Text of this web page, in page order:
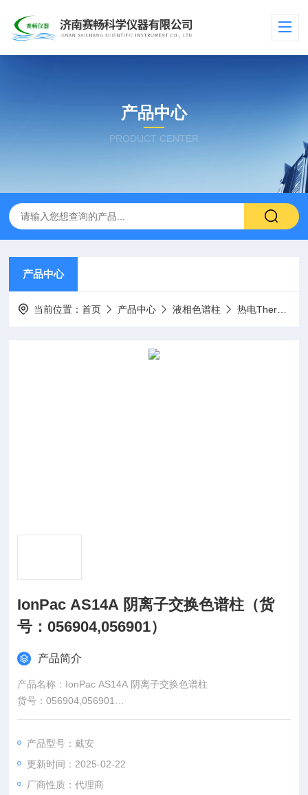
产品中心
PRODUCT CENTER
产品中心
当前位置：首页 产品中心 液相色谱柱 热电Thermo
IonPac AS14A 阴离子交换色谱柱（货
号：056904,056901）
产品简介
产品名称：IonPac AS14A 阴离子交换色谱柱
货号：056904,056901
英文名称：IonPac AS14A 阴离子交换色谱柱
品牌：赛默飞/Thermo Fisher
产品型号：戴安
更新时间：2025-02-22
厂商性质：代理商